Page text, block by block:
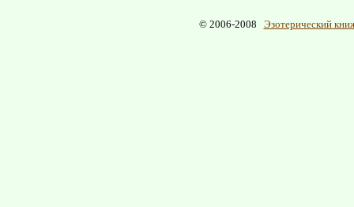
© 2006-2008 Эзотерический